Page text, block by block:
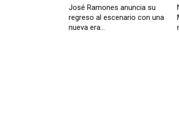
José Ramones anuncia su
regreso al escenario con una
nueva era...